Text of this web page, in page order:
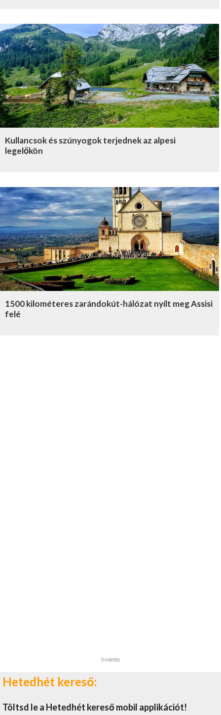
Kullancsok és szúnyogok terjednek az alpesi
legelőkön
1500 kilométeres zarándokút-hálózat nyílt meg Assisi
felé
hirdetés
Hetedhét kereső:
Töltsd le a Hetedhét kereső mobil applikációt!